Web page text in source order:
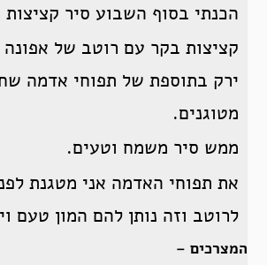
הכנתי בסוף השבוע סיר קציצות
קציצות בקר עם רוטב של אפונה
ירק בתוספת של תפוחי אדמה
מטוגנים.
ממש סיר משמח וטעים.
את תפוחי האדמה אני מטגנת
לרוטב וזה נותן להם המון טעם
המצרכים –